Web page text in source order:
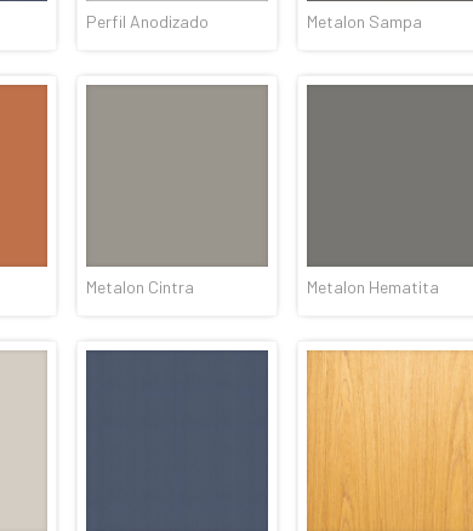
Perfil Anodizado Metalon Sampa
Metalon Cintra Metalon Hematita